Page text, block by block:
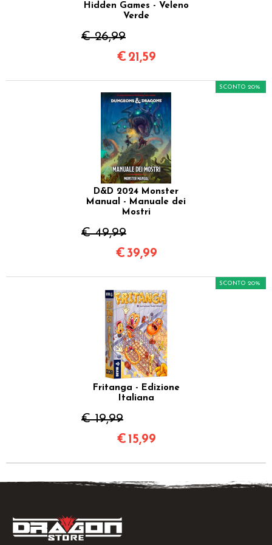
Hidden Games - Veleno
Verde
€ 26,99
€ 21,59
D&D 2024 Monster
Manual - Manuale dei
Mostri
€ 49,99
SCONTO 20%
€39,99
Fritanga - Edizione
Italiana
€ 19,99
SCONTO 20%
€ 15,99